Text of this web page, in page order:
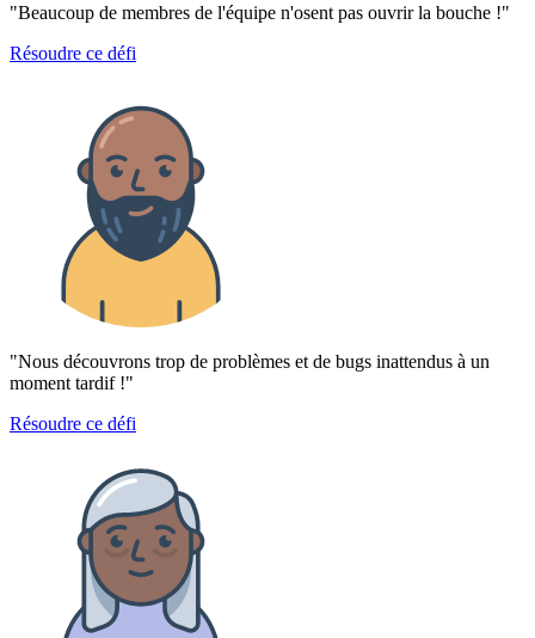
"Beaucoup de membres de l'équipe n'osent pas ouvrir la bouche !"
Résoudre ce défi
"Nous découvrons trop de problèmes et de bugs inattendus à un
moment tardif !"
Résoudre ce défi